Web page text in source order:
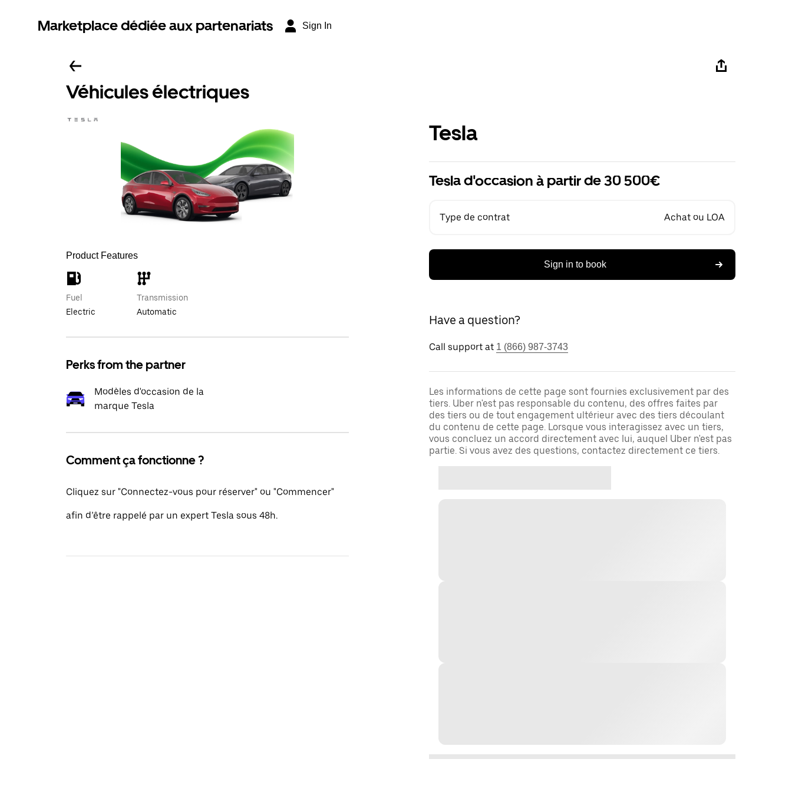
Marketplace dédiée aux partenariats Sign In
Véhicules électriques
Product Features
Fuel
Electric
Transmission
Automatic
Perks from the partner
Modèles d'occasion de la
marque Tesla
Comment ça fonctionne ?
Cliquez sur "Connectez-vous pour réserver" ou "Commencer"
afin d’être rappelé par un expert Tesla sous 48h.
Tesla
Tesla d'occasion à partir de 30 500€
Type de contrat Achat ou LOA
Sign in to book
Have a question?
Call support at 1 (866) 987-3743
Les informations de cette page sont fournies exclusivement par des
tiers. Uber n'est pas responsable du contenu, des offres faites par
des tiers ou de tout engagement ultérieur avec des tiers découlant
du contenu de cette page. Lorsque vous interagissez avec un tiers,
vous concluez un accord directement avec lui, auquel Uber n'est pas
partie. Si vous avez des questions, contactez directement ce tiers.